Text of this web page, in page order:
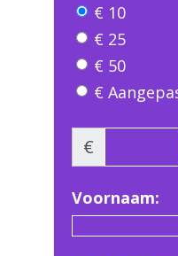
€ 10
€ 25
€ 50
€
€
Voornaam: